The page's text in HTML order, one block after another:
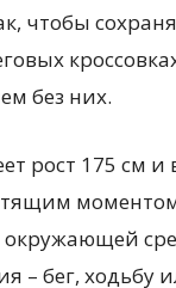
чтобы
без них.
рост 175 см
окружающей
– бег, ходьбу